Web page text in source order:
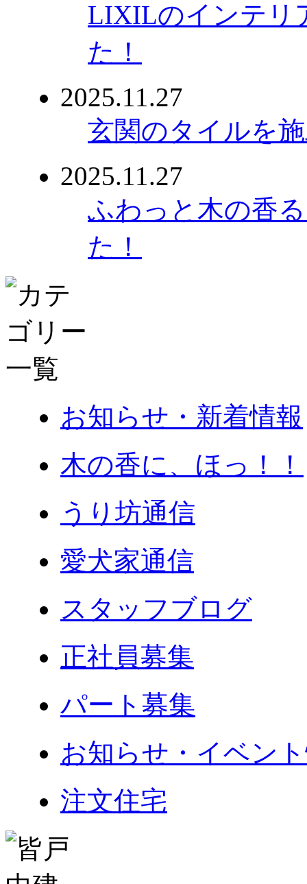
LIXILのインテリ
た！
2025.11.27
玄関のタイルを
2025.11.27
ふわっと木の香
た！
お知らせ・新着情報
木の香に、ほっ！！
うり坊通信
愛犬家通信
スタッフブログ
正社員募集
パート募集
お知らせ・イベン
注文住宅